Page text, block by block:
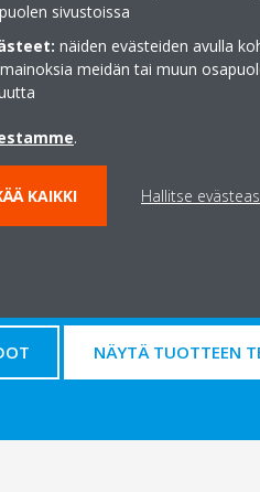
tiedot
NÄYTÄ TUOTTEEN
sivustoissa
näiden evästeiden avulla
meidän tai muun
.
KAIKKI Hallitse